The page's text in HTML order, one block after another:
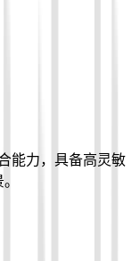
能力，具备高灵敏